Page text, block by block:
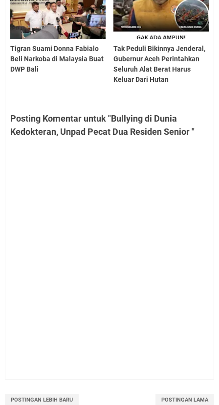
Tigran Suami Donna Fabialo
Beli Narkoba di Malaysia Buat
DWP Bali
Tak Peduli Bikinnya Jenderal,
Gubernur Aceh Perintahkan
Seluruh Alat Berat Harus
Keluar Dari Hutan
Posting Komentar untuk "Bullying di Dunia
Kedokteran, Unpad Pecat Dua Residen Senior "
POSTINGAN LEBIH BARU POSTINGAN LAMA